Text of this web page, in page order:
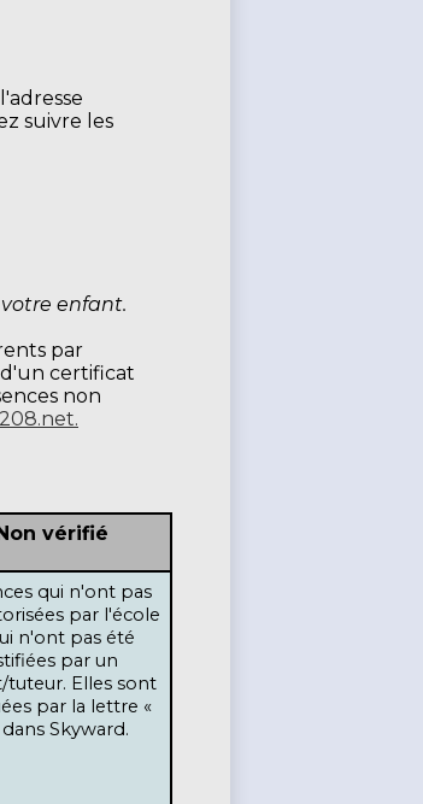
suivre les
enfant.
par
certificat
non
.
Non vérifié
qui n'ont pas
par l'école
n'ont pas été
par un
tuteur. Elles sont
par la lettre «
dans Skyward.